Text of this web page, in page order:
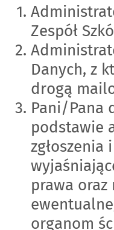
Zespół
Danych, z
drogą
Pani/Pana
podstawie
prawa
organom